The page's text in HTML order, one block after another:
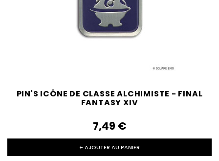
PIN'S ICÔNE DE CLASSE ALCHIMISTE - FINAL
FANTASY XIV
7,49‎ ‎€
+ AJOUTER AU PANIER